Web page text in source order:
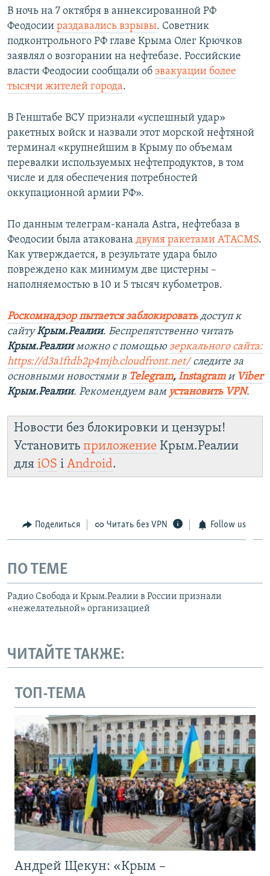
В ночь на 7 октября в аннексированной РФ
Феодосии раздавались взрывы. Советник
подконтрольного РФ главе Крыма Олег Крючков
заявлял о возгорании на нефтебазе. Российские
власти Феодосии сообщали об эвакуации более
тысячи жителей города.
В Генштабе ВСУ признали «успешный удар»
ракетных войск и назвали этот морской нефтяной
терминал «крупнейшим в Крыму по объемам
перевалки используемых нефтепродуктов, в том
числе и для обеспечения потребностей
оккупационной армии РФ».
По данным телеграм-канала Astra, нефтебаза в
Феодосии была атакована двумя ракетами ATACMS.
Как утверждается, в результате удара было
повреждено как минимум две цистерны –
наполняемостью в 10 и 5 тысяч кубометров.
Роскомнадзор пытается заблокировать доступ к
сайтуКрым.Реалии. Беспрепятственно читать
Крым.Реалииможно с помощью зеркального сайта:
https://d3a1ftdb2p4mjb.cloudfront.net/ следите за
основными новостями в Telegram, Instagramи Viber
Крым.Реалии. Рекомендуем вам установить VPN.
Новости без блокировки и цензуры!
Установить приложение Крым.Реалии
для iOS і Android.
Поделиться Читать без VPN Follow us
ПО ТЕМЕ
Радио Свобода и Крым.Реалии в России признали
«нежелательной» организацией
ЧИТАЙТЕ ТАКЖЕ:
ТОП-ТЕМА
Андрей Щекун: «Крым –